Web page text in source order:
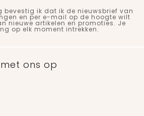
bevestig ik dat ik de nieuwsbrief van
en per e-mail op de hoogte wilt
nieuwe artikelen en promoties. Je
op elk moment intrekken.
ons op